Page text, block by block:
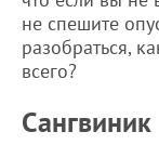
не спешите
разобраться,
всего?
Сангвиник